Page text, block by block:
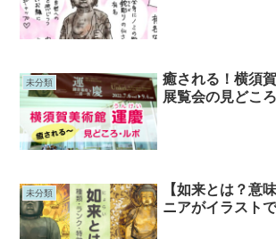
未分類
癒される！横須
展覧会の見どころ
未分類
【如来とは？意
ニアがイラスト